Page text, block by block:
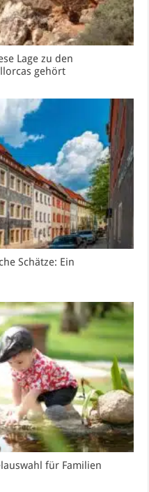
Lage zu den
gehört
Schätze: Ein
für Familien